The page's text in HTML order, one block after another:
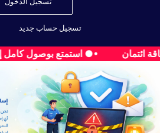
تسجيل الدخول
تسجيل حساب جديد
•● استمتع بوصول كامل إلى VPS قوي لمدة 30 دقيقة — نشر فوري، اختبار حر، بدون أي مخاطرة!